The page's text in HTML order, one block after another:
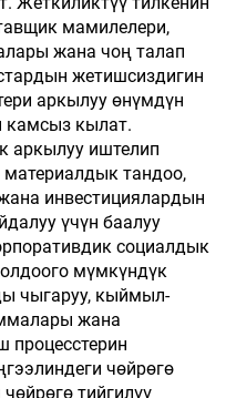
мамилелери,
жана чоң талап
жетишсиздигин
аркылуу өнүмдүн
камсыз кылат.
аркылуу иштелип
тандоо,
инвестициялардын
үчүн баалуу
социалдык
мүмкүндүк
чыгаруу, кыймыл-
жана
процесстерин
чөйрөгө
тийгилүү